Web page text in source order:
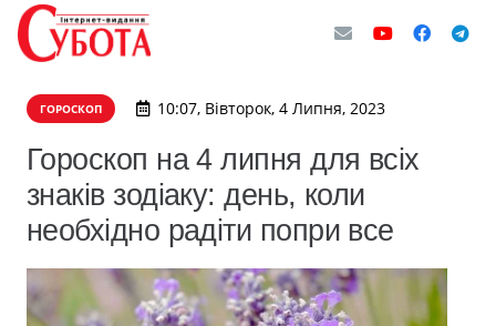
ГОРОСКОП 10:07, Вівторок, 4 Липня, 2023
Гороскоп на 4 липня для всіх
знаків зодіаку: день, коли
необхідно радіти попри все